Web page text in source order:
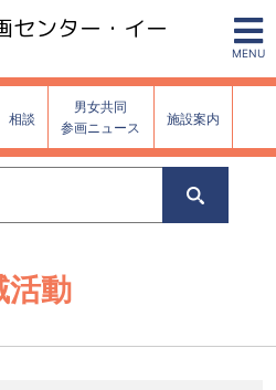
センター・イー
MENU
相談
男女共同
参画ニュース
施設案内
検
索
活動